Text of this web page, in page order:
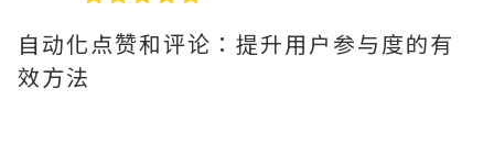
自动化点赞和评论：提升用户参与度的有
效方法